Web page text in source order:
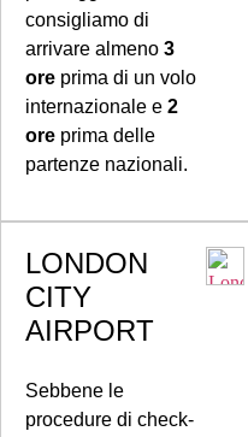
consigliamo di
arrivare almeno 3
ore prima di un volo
internazionale e 2
ore prima delle
partenze nazionali.
LONDON
CITY
AIRPORT
Sebbene le
procedure di check-